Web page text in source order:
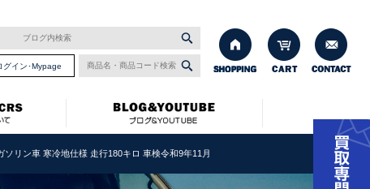
グイン･Mypage
リン車 寒冷地仕様 走行180キロ 車検令和9年11月